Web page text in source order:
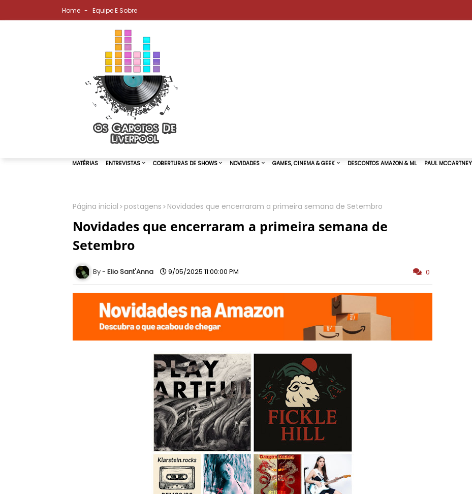
Home Equipe E Sobre
Página inicial postagens Novidades que encerraram a primeira semana de Setembro
Novidades que encerraram a primeira semana de
Setembro
Elio Sant'Anna 9/05/2025 11:00:00 PM 0